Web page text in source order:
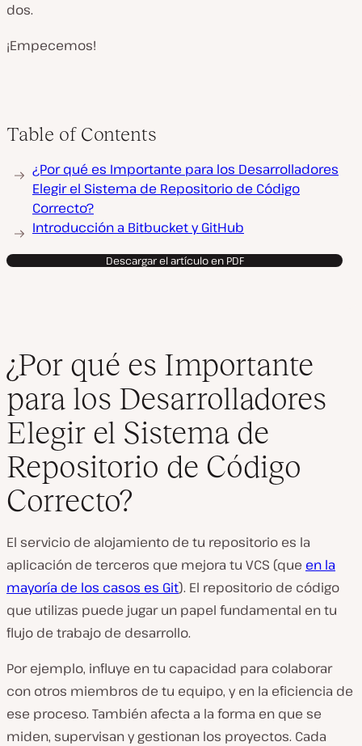
dos.
¡Empecemos!
Table of Contents
¿Por qué es Importante para los Desarrolladores
Elegir el Sistema de Repositorio de Código
Correcto?
Introducción a Bitbucket y GitHub
Descargar el artículo en PDF
¿Por qué es Importante
para los Desarrolladores
Elegir el Sistema de
Repositorio de Código
Correcto?
El servicio de alojamiento de tu repositorio es la
aplicación de terceros que mejora tu VCS (que en la
mayoría de los casos es Git). El repositorio de código
que utilizas puede jugar un papel fundamental en tu
flujo de trabajo de desarrollo.
Por ejemplo, influye en tu capacidad para colaborar
con otros miembros de tu equipo, y en la eficiencia de
ese proceso. También afecta a la forma en que se
miden, supervisan y gestionan los proyectos. Cada